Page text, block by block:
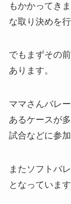
もかかってき
な取り決めを
でもまずその
あります。
ママさんバレ
あるケースが
試合などに参
またソフトバ
となっています